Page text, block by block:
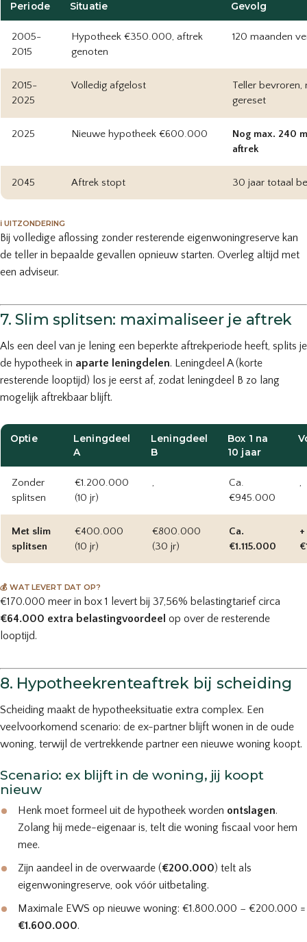
Periode Situatie Gevolg
2005-
2015
Hypotheek €350.000, aftrek
genoten
120 maanden
2015-
2025
Volledig afgelost
Teller bevroren,
gereset
2025 Nieuwe hypotheek €600.000
Nog max. 240
aftrek
2045 Aftrek stopt 30 jaar totaal
ℹ️ UITZONDERING
Bij volledige aflossing zonder resterende eigenwoningreserve kan
de teller in bepaalde gevallen opnieuw starten. Overleg altijd met
een adviseur.
7. Slim splitsen: maximaliseer je aftrek
Als een deel van je lening een beperkte aftrekperiode heeft, splits je
de hypotheek in aparte leningdelen. Leningdeel A (korte
resterende looptijd) los je eerst af, zodat leningdeel B zo lang
mogelijk aftrekbaar blijft.
Optie
Leningdeel
A
Leningdeel
B
Box 1 na
10 jaar
Zonder
splitsen
€1.200.000
(10 jr)
,
Ca.
€945.000
,
Met slim
splitsen
€400.000
(10 jr)
€800.000
(30 jr)
Ca.
€1.115.000
+
💰 WAT LEVERT DAT OP?
€170.000 meer in box 1 levert bij 37,56% belastingtarief circa
€64.000 extra belastingvoordeel op over de resterende
looptijd.
8. Hypotheekrenteaftrek bij scheiding
Scheiding maakt de hypotheeksituatie extra complex. Een
veelvoorkomend scenario: de ex-partner blijft wonen in de oude
woning, terwijl de vertrekkende partner een nieuwe woning koopt.
Scenario: ex blijft in de woning, jij koopt
nieuw
Henk moet formeel uit de hypotheek worden ontslagen.
Zolang hij mede-eigenaar is, telt die woning fiscaal voor hem
mee.
Zijn aandeel in de overwaarde (€200.000) telt als
eigenwoningreserve, ook vóór uitbetaling.
Maximale EWS op nieuwe woning: €1.800.000 − €200.000 =
€1.600.000.